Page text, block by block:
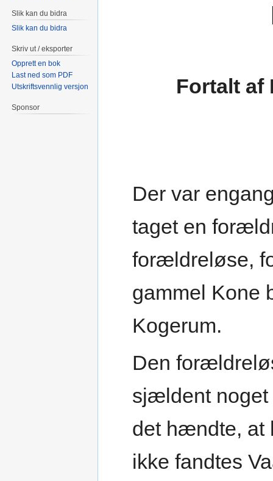
Fortalt af
Der var
taget en
forældreløse,
gammel Kone
Kogerum.
Den
sjældent noget
det hændte, at
ikke fandtes
Slik kan du bidra
Slik kan du bidra
Skriv ut / eksporter
Opprett en bok
Last ned som PDF
Utskriftsvennlig versjon
Sponsor